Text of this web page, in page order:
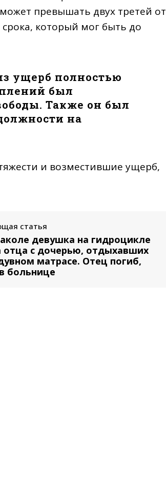
превышать двух третей от
который мог быть до
ущерб полностью
был
Также он был
на
и возместившие ущерб,
статья
девушка на гидроцикле
отца с дочерью, отдыхавших
матрасе. Отец погиб,
больнице